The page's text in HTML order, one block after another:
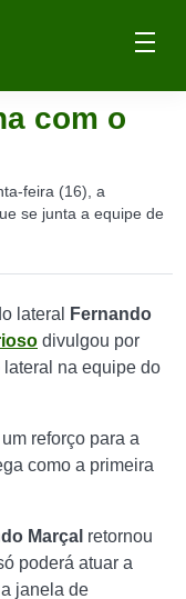
com o
feira (16), a
se junta a equipe de
lateral
Fernando
divulgou por
na equipe do
reforço para a
como a primeira
Marçal retornou
poderá atuar a
janela de